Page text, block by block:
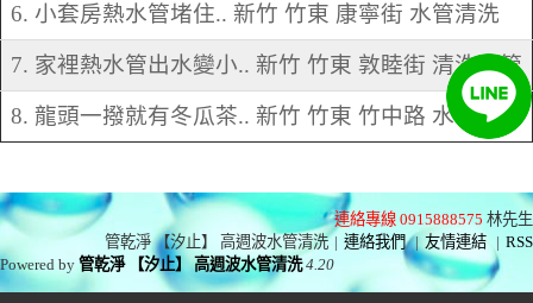
6. 小套房熱水管堵住.. 新竹 竹東 康寧街 水管清洗
7. 家裡熱水管出水變小.. 新竹 竹東 敦睦街 清洗水管
8. 龍頭一撥就有冬瓜茶.. 新竹 竹東 竹中路 水管清洗
連絡專線 0915888575 林先生
管乾淨 【汐止】 高週波水管清洗 | 連絡我們 | 友情連結 | RSS
Powered by管乾淨 【汐止】 高週波水管清洗 4.20